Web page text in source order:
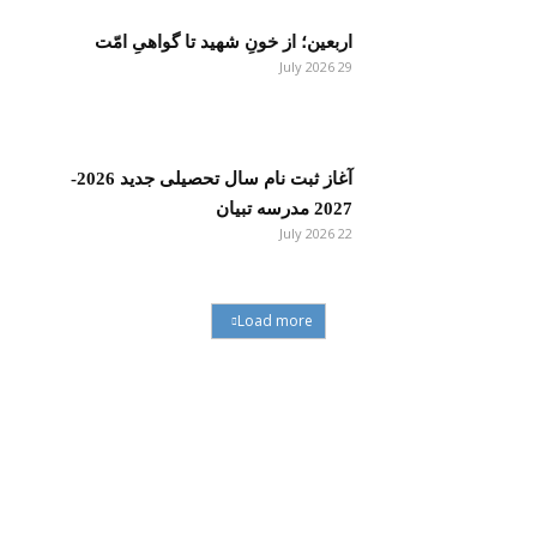
اربعین؛ از خونِ شهید تا گواهیِ امّت
29 July 2026
آغاز ثبت نام سال تحصیلی جدید 2026-
2027 مدرسه تبیان
22 July 2026
Load more